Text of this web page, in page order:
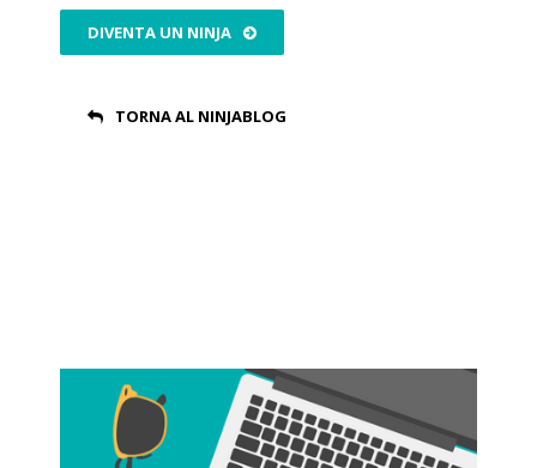
DIVENTA UN NINJA
TORNA AL NINJABLOG